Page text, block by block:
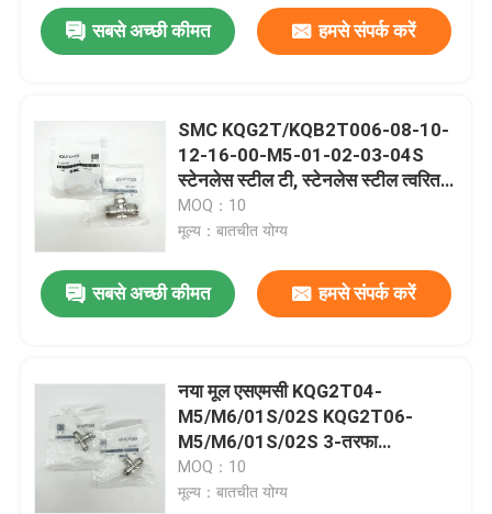
सबसे अच्छी कीमत हमसे संपर्क करें
SMC KQG2T/KQB2T006-08-10-
12-16-00-M5-01-02-03-04S
स्टेनलेस स्टील टी, स्टेनलेस स्टील त्वरित
प्लग वायवीय कनेक्टर
MOQ：10
मूल्य：बातचीत योग्य
सबसे अच्छी कीमत हमसे संपर्क करें
नया मूल एसएमसी KQG2T04-
M5/M6/01S/02S KQG2T06-
M5/M6/01S/02S 3-तरफा
कनेक्टरनाइट्रिल रबर सील सामग्री वायवीय
टी फिटिंग एक स्पर्श युग्मन एकल कार्रवाई
MOQ：10
मूल्य：बातचीत योग्य